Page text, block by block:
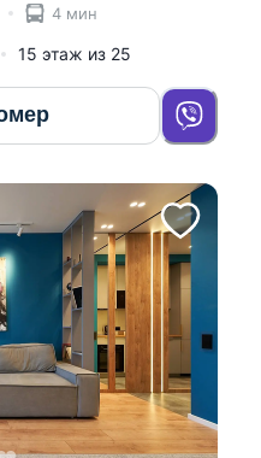
4 мин
15 этаж из 25